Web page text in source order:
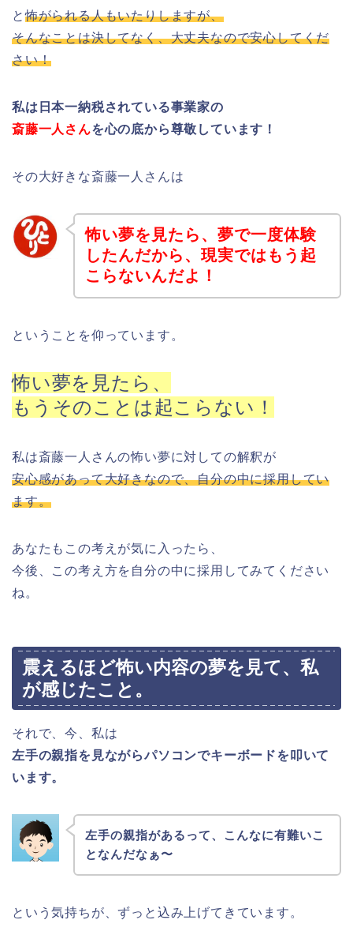
と怖がられる人もいたりしますが、
そんなことは決してなく、大丈夫なので安心してくだ
さい！
私は日本一納税されている事業家の
斎藤一人さんを心の底から尊敬しています！
その大好きな斎藤一人さんは
怖い夢を見たら、夢で一度体験
したんだから、現実ではもう起
こらないんだよ！
ということを仰っています。
怖い夢を見たら、
もうそのことは起こらない！
私は斎藤一人さんの怖い夢に対しての解釈が
安心感があって大好きなので、自分の中に採用してい
ます。
あなたもこの考えが気に入ったら、
今後、この考え方を自分の中に採用してみてください
ね。
震えるほど怖い内容の夢を見て、私
が感じたこと。
それで、今、私は
左手の親指を見ながらパソコンでキーボードを叩いて
います。
左手の親指があるって、こんなに有難いこ
となんだなぁ〜
という気持ちが、ずっと込み上げてきています。